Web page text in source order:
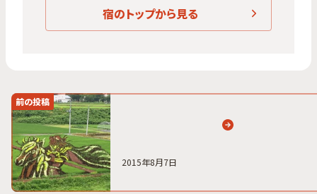
宿のトップから見る
前の投稿
2015年8月7日